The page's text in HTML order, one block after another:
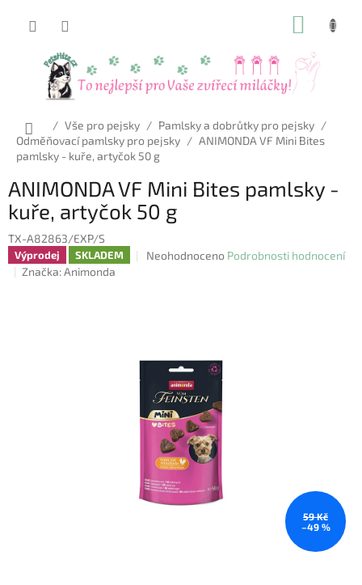
Domů
/ Vše pro pejsky / Pamlsky a dobrůtky pro pejsky /
Odměňovací pamlsky pro pejsky / ANIMONDA VF Mini Bites
pamlsky - kuře, artyčok 50 g
ANIMONDA VF Mini Bites pamlsky -
kuře, artyčok 50 g
TX-A82863/EXP/S
Výprodej SKLADEM
Průměrné
hvězdiček.
Neohodnoceno Podrobnosti hodnocení
Značka:Animonda
59 Kč
–49 %